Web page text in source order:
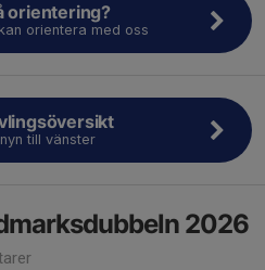
orientering?
orientera med oss
till vänster
2026